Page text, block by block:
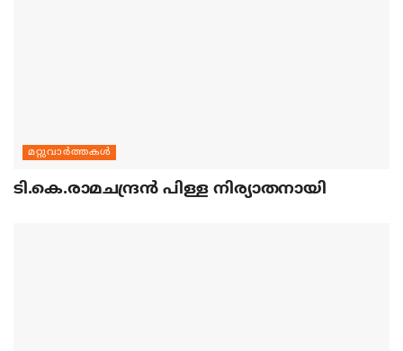
മറ്റുവാര്‍ത്തകള്‍
ടി.കെ.രാമചന്ദ്രന്‍ പിള്ള നിര്യാതനായി